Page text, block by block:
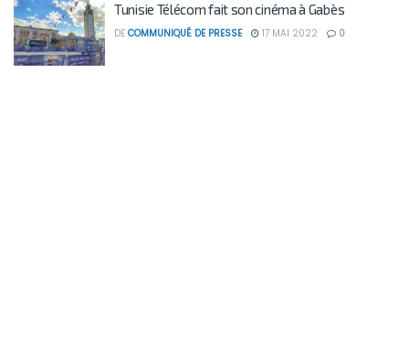
Tunisie Télécom fait son cinéma à Gabès
DE COMMUNIQUÉ DE PRESSE 17 MAI 2022 0